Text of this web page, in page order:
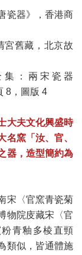
瓷器》，香港商
宮舊藏，北京故
：兩宋瓷器
8，圖版 4
大夫文化興盛時
名窯「汝、官、
器，造型簡約為
宋〈官窯青瓷菊
物院庋藏宋〈官
青釉多棱直頸
類似，皆通體施